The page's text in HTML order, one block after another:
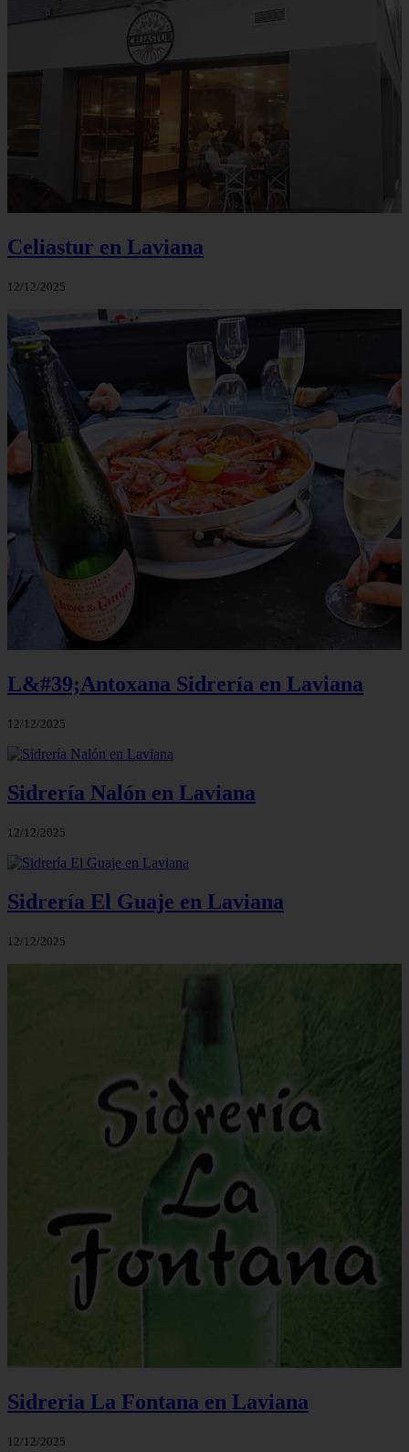
Celiastur en Laviana
12/12/2025
L&#39;Antoxana Sidrería en Laviana
12/12/2025
Sidrería Nalón en Laviana
12/12/2025
Sidrería El Guaje en Laviana
12/12/2025
Sidreria La Fontana en Laviana
12/12/2025